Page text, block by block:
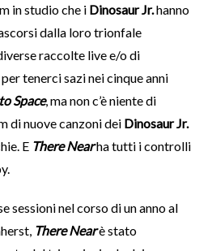
in studio che i Dinosaur Jr.hanno
dalla loro trionfale
raccolte live e/o di
tenerci sazi nei cinque anni
Space, ma non c’è niente di
di nuove canzoni dei Dinosaur Jr.
E There Nearha tutti i controlli
sessioni nel corso di un anno al
There Nearè stato